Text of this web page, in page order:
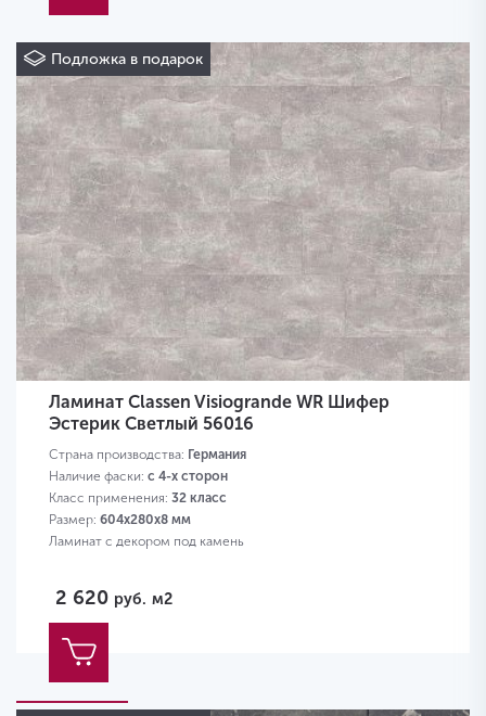
Подложка в подарок
Ламинат Classen Visiogrande WR Шифер
Эстерик Светлый 56016
Страна производства: Германия
Наличие фаски: с 4-х сторон
Класс применения: 32 класс
Размер: 604х280х8 мм
Ламинат с декором под камень
2 620 руб. м2